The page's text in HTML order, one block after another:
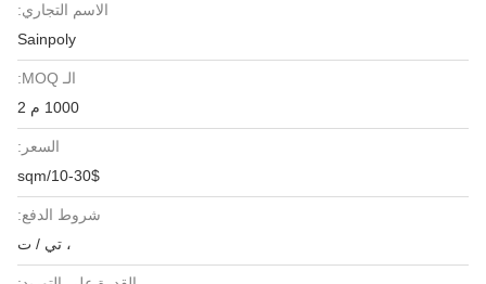
الاسم التجاري:
Sainpoly
الـ MOQ:
1000 م 2
السعر:
10-30$/sqm
شروط الدفع:
، تي / ت